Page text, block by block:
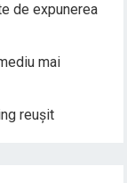
de expunerea
mai
reușit